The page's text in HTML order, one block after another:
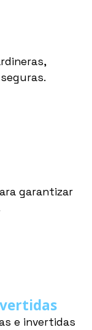
garantizar
e invertidas